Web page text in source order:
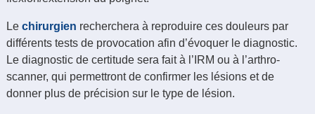
Le chirurgien recherchera à reproduire ces douleurs par
différents tests de provocation afin d’évoquer le diagnostic.
Le diagnostic de certitude sera fait à l’IRM ou à l’arthro-
scanner, qui permettront de confirmer les lésions et de
donner plus de précision sur le type de lésion.